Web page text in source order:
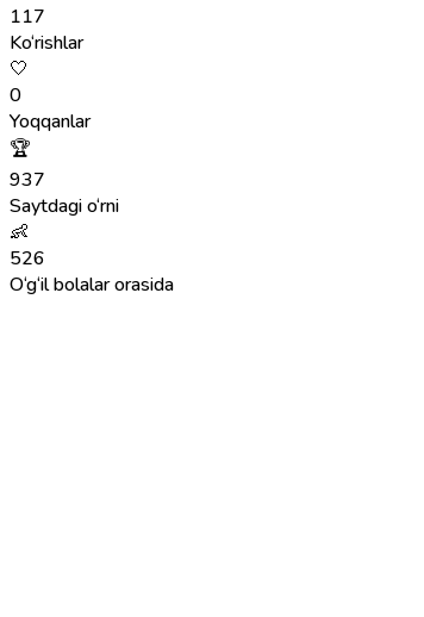
117
Ko‘rishlar
🤍
0
Yoqqanlar
🏆
937
Saytdagi o‘rni
👶
526
O‘g‘il bolalar orasida